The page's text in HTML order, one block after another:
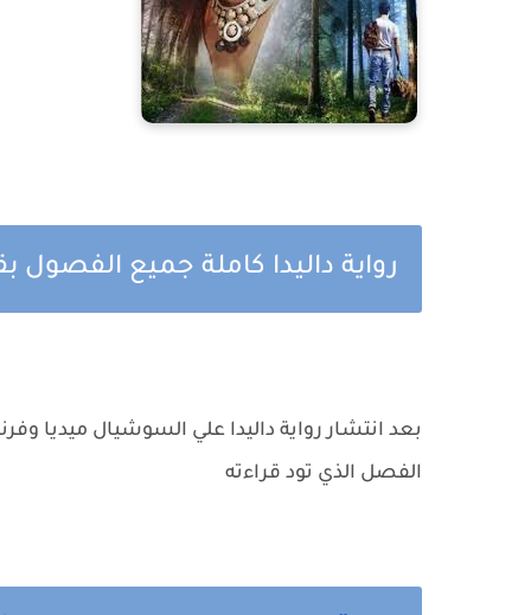
رواية داليدا كاملة جميع الفصول
بعد انتشار رواية داليدا علي السوشيال ميديا
الفصل الذي تود قراءته